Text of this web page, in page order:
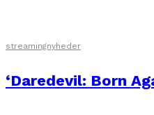
streamingnyheder
‘Daredevil: Born